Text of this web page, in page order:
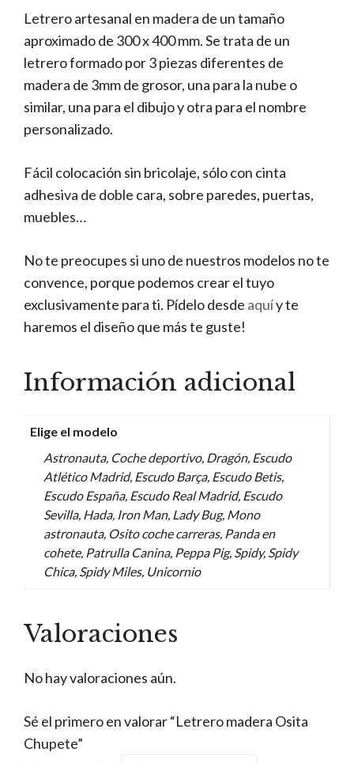
Letrero artesanal en madera de un tamaño
aproximado de 300 x 400 mm. Se trata de un
letrero formado por 3 piezas diferentes de
madera de 3mm de grosor, una para la nube o
similar, una para el dibujo y otra para el nombre
personalizado.
Fácil colocación sin bricolaje, sólo con cinta
adhesiva de doble cara, sobre paredes, puertas,
muebles…
No te preocupes si uno de nuestros modelos no te
convence, porque podemos crear el tuyo
exclusivamente para ti. Pídelo desde aquíy te
haremos el diseño que más te guste!
Información adicional
Elige el modelo
Astronauta, Coche deportivo, Dragón, Escudo
Atlético Madrid, Escudo Barça, Escudo Betis,
Escudo España, Escudo Real Madrid, Escudo
Sevilla, Hada, Iron Man, Lady Bug, Mono
astronauta, Osito coche carreras, Panda en
cohete, Patrulla Canina, Peppa Pig, Spidy, Spidy
Chica, Spidy Miles, Unicornio
Valoraciones
No hay valoraciones aún.
Sé el primero en valorar “Letrero madera Osita
Chupete”